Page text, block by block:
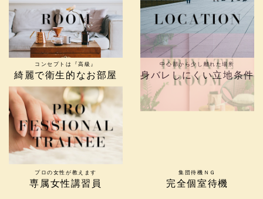
コンセプトは『高級』
綺麗で衛生的なお部屋
中心部から少し離れた場所
身バレしにくい立地条件
プロの女性が教えます
専属女性講習員
集団待機ＮＧ
完全個室待機